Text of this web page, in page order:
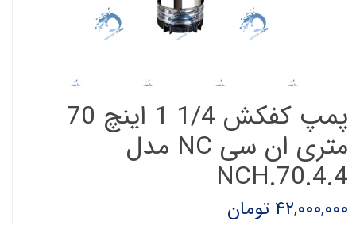
پمپ کفکش 1/4 1 اینچ 70
متری ان سی NC مدل
NCH.70.4.4
۴۲,۰۰۰,۰۰۰ تومان